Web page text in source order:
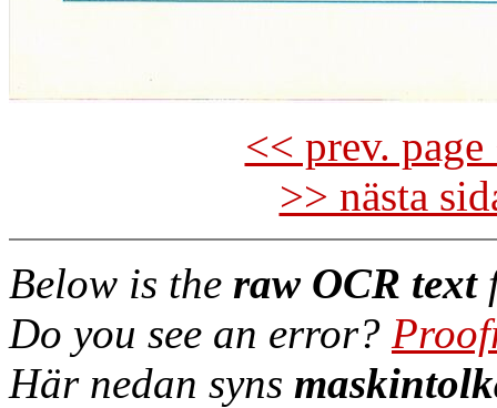
<< prev.
>> nästa
Below is the raw OCR text
Do you see an error?
Här nedan syns